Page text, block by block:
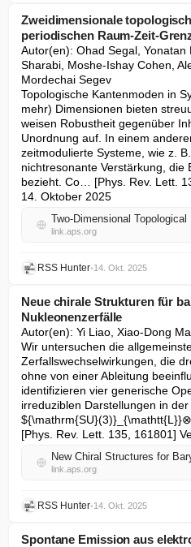
Zweidimensionale
periodischen Raum-Zeit-
Autor(en): Ohad Segal, Yonatan
Sharabi, Moshe-Ishay Cohen,
Mordechai Segev
Topologische Kantenmoden in
mehr) Dimensionen bieten
weisen Robustheit gegenüber
Unordnung auf. In einem
zeitmodulierte Systeme, wie z.
nichtresonante Verstärkung, die
bezieht. Co… [Phys. Rev. Lett.
14. Oktober 2025
link.aps.org
RSS Hunter•14. Okt. 2025
Neue chirale Strukturen für
Nukleonenzerfälle
Autor(en): Yi Liao, Xiao-Dong
Wir untersuchen die
Zerfallswechselwirkungen, die
ohne von einer Ableitung
identifizieren vier generische
irreduziblen Darstellungen in
[Phys. Rev. Lett. 135, 161801]
link.aps.org
RSS Hunter•14. Okt. 2025
Spontane Emission aus